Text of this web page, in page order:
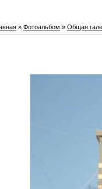
» Фотоальбом » Общая